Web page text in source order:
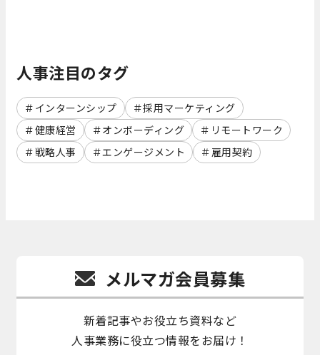
人事注目のタグ
インターンシップ
採用マーケティング
健康経営
オンボーディング
リモートワーク
戦略人事
エンゲージメント 雇用契約
メルマガ会員募集
新着記事やお役立ち資料など
人事業務に役立つ情報をお届け！